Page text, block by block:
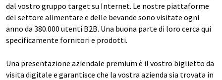
dal vostro gruppo target su Internet. Le nostre piattaforme
del settore alimentare e delle bevande sono visitate ogni
anno da 380.000 utenti B2B. Una buona parte di loro cerca qui
specificamente fornitori e prodotti.
Una presentazione aziendale premium è il vostro biglietto da
visita digitale e garantisce che la vostra azienda sia trovata in